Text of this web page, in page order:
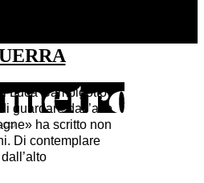
DI
Luca Campigotto
guardare dall’alto
ha scritto non
Di contemplare
dall’alto